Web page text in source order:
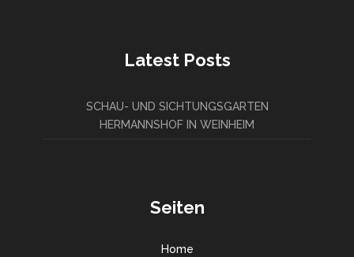
Latest Posts
SCHAU- UND SICHTUNGSGARTEN
HERMANNSHOF IN WEINHEIM
Seiten
Home